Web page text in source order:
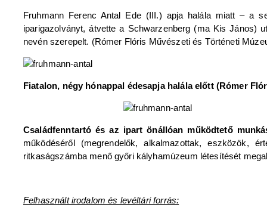
Fruhmann Ferenc Antal Ede (III.) apja halála miatt – a
iparigazolványt, átvette a Schwarzenberg (ma Kis János)
nevén szerepelt. (Rómer Flóris Művészeti és Történeti
Fiatalon, négy hónappal édesapja halála előtt (Rómer
Családfenntartó és az ipart önállóan működtető
működéséről (megrendelők, alkalmazottak, eszközök,
ritkaságszámba menő győri kályhamúzeum létesítését
Felhasznált irodalom és levéltári forrás: